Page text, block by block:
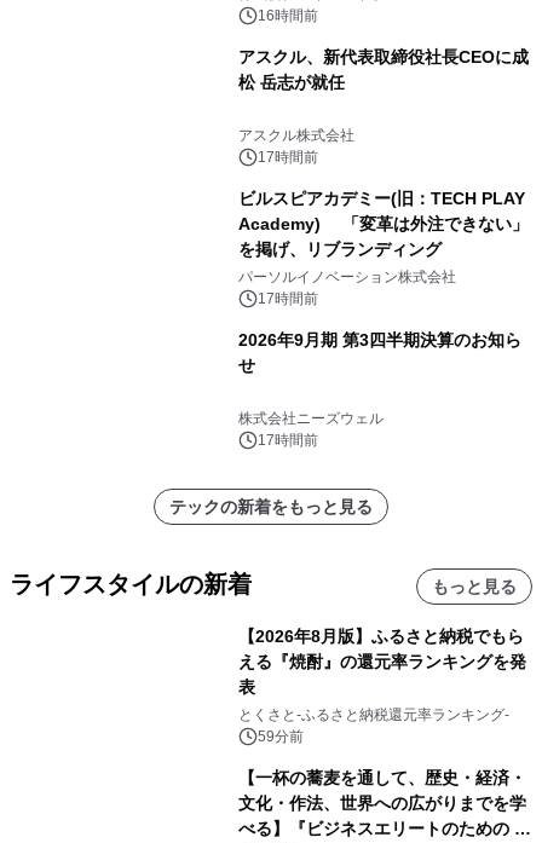
かる実践ガイド
16時間前
アスクル、新代表取締役社長CEOに成
松 岳志が就任
アスクル株式会社
17時間前
ビルスピアカデミー(旧：TECH PLAY
Academy) 「変革は外注できない」
を掲げ、リブランディング
パーソルイノベーション株式会社
17時間前
2026年9月期 第3四半期決算のお知ら
せ
株式会社ニーズウェル
17時間前
テックの新着をもっと見る
ライフスタイルの新着 もっと見る
【2026年8月版】ふるさと納税でもら
える『焼酎』の還元率ランキングを発
表
とくさと-ふるさと納税還元率ランキング-
59分前
【一杯の蕎麦を通して、歴史・経済・
文化・作法、世界への広がりまでを学
べる】『ビジネスエリートのための 教